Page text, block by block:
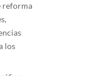
reforma
los